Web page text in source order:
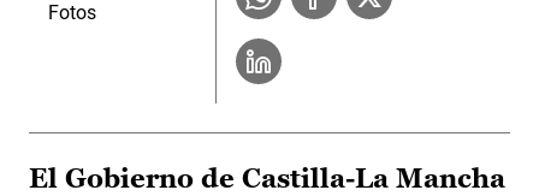
Fotos
El Gobierno de Castilla-La Mancha